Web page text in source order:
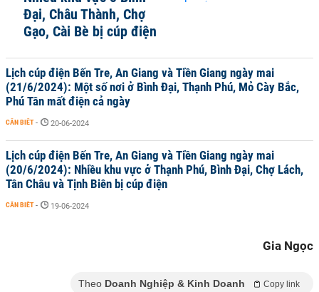
Đại, Châu Thành, Chợ
Gạo, Cài Bè bị cúp điện
Lịch cúp điện Bến Tre, An Giang và Tiền Giang ngày mai
(21/6/2024): Một số nơi ở Bình Đại, Thạnh Phú, Mỏ Cày Bắc,
Phú Tân mất điện cả ngày
CẦN BIẾT - 20-06-2024
Lịch cúp điện Bến Tre, An Giang và Tiền Giang ngày mai
(20/6/2024): Nhiều khu vực ở Thạnh Phú, Bình Đại, Chợ Lách,
Tân Châu và Tịnh Biên bị cúp điện
CẦN BIẾT - 19-06-2024
Gia Ngọc
Theo Doanh Nghiệp & Kinh Doanh Copy link